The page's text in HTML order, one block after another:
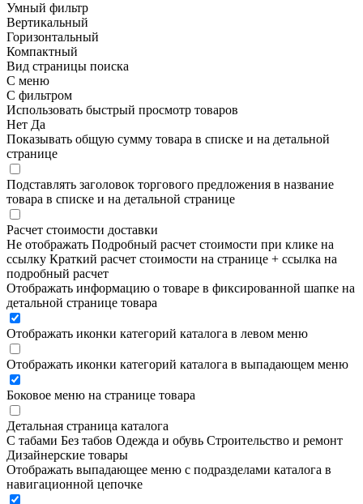
Умный фильтр
Вертикальный
Горизонтальный
Компактный
Вид страницы поиска
С меню
С фильтром
Использовать быстрый просмотр товаров
Нет Да
Показывать общую сумму товара в списке и на детальной
странице
Подставлять заголовок торгового предложения в название
товара в списке и на детальной странице
Расчет стоимости доставки
Не отображать Подробный расчет стоимости при клике на
ссылку Краткий расчет стоимости на странице + ссылка на
подробный расчет
Отображать информацию о товаре в фиксированной шапке на
детальной странице товара
Отображать иконки категорий каталога в левом меню
Отображать иконки категорий каталога в выпадающем меню
Боковое меню на странице товара
Детальная страница каталога
С табами Без табов Одежда и обувь Строительство и ремонт
Дизайнерские товары
Отображать выпадающее меню с подразделами каталога в
навигационной цепочке